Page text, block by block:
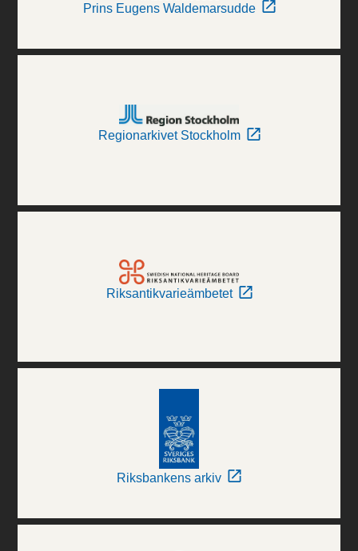
Prins Eugens Waldemarsudde
Regionarkivet Stockholm
Riksantikvarieämbetet
Riksbankens arkiv